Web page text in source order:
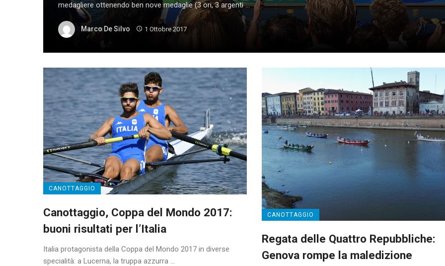
medagliere ottenendo ben nove medaglie (3 ori, 3 argenti ...
Marco De Silvo 1 Ottobre 2017
CANOTTAGGIO
Canottaggio, Coppa del Mondo 2017:
buoni risultati per l’Italia
Italia protagonista della Coppa del Mondo 2017 in diverse
specialità: a Lucerna, la truppa azzurra ...
CANOTTAGGIO
Regata delle Quattro Repubbliche:
Genova rompe la maledizione